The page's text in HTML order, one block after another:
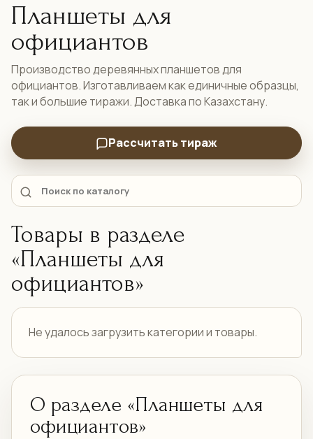
Планшеты для
официантов
Производство деревянных планшетов для
официантов. Изготавливаем как единичные образцы,
так и большие тиражи. Доставка по Казахстану.
Рассчитать тираж
Товары в разделе
«Планшеты для
официантов»
Не удалось загрузить категории и товары.
О разделе «Планшеты для
официантов»